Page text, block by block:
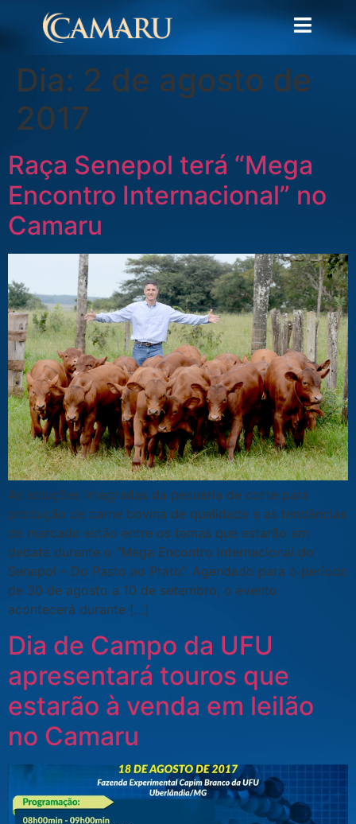
Dia: 2 de agosto de
2017
Raça Senepol terá “Mega
Encontro Internacional” no
Camaru
As soluções integradas da pecuária de corte para
produção de carne bovina de qualidade e as tendências
de mercado estão entre os temas que estarão em
debate durante o “Mega Encontro Internacional do
Senepol – Do Pasto ao Prato”. Agendado para o período
de 30 de agosto a 10 de setembro, o evento
acontecerá durante […]
Dia de Campo da UFU
apresentará touros que
estarão à venda em leilão
no Camaru